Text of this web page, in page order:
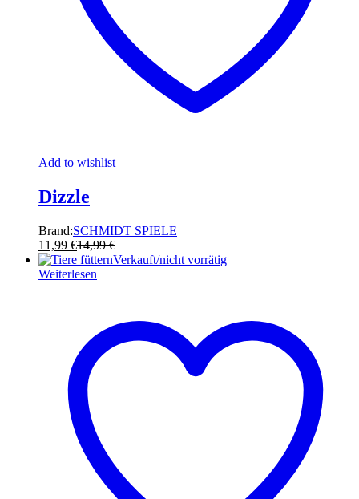
Add to wishlist
Dizzle
Brand:SCHMIDT SPIELE
11,99 €14,99€
Verkauft/nicht vorrätig
Weiterlesen